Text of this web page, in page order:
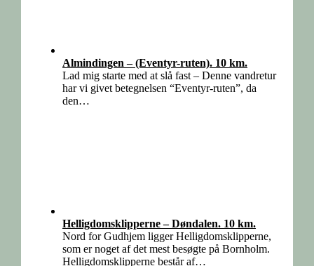
Almindingen – (Eventyr-ruten). 10 km.
Lad mig starte med at slå fast – Denne vandretur
har vi givet betegnelsen “Eventyr-ruten”, da
den…
Helligdomsklipperne – Døndalen. 10 km.
Nord for Gudhjem ligger Helligdomsklipperne,
som er noget af det mest besøgte på Bornholm.
Helligdomsklipperne består af…